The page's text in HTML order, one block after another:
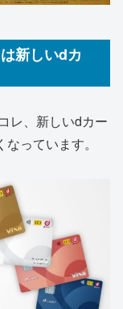
新しいdカ
レ、新しいdカー
っています。